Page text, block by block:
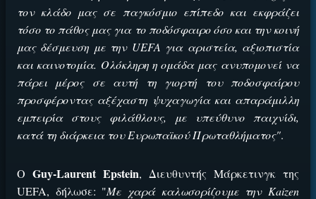
τον κλάδο μας σε παγκόσμιο επίπεδο και εκφράζει
τόσο το πάθος μας για το ποδόσφαιρο όσο και την κοινή
μας δέσμευση με την UEFA για αριστεία, αξιοπιστία
και καινοτομία. Ολόκληρη η ομάδα μας ανυπομονεί να
πάρει μέρος σε αυτή τη γιορτή του ποδοσφαίρου
προσφέροντας αξέχαστη ψυχαγωγία και απαράμιλλη
εμπειρία στους φιλάθλους, με υπεύθυνο παιχνίδι,
κατά τη διάρκεια του Ευρωπαϊκού Πρωταθλήματος".
Ο Guy-Laurent Epstein, Διευθυντής Μάρκετινγκ της
UEFA, δήλωσε: "Με χαρά καλωσορίζουμε την Kaizen